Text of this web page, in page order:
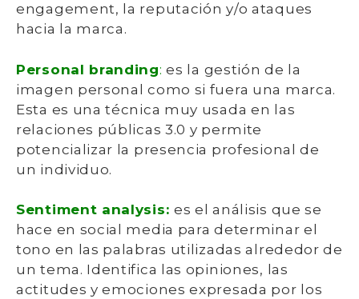
engagement, la reputación y/o ataques
hacia la marca.
Personal branding: es la gestión de la
imagen personal como si fuera una marca.
Esta es una técnica muy usada en las
relaciones públicas 3.0 y permite
potencializar la presencia profesional de
un individuo.
Sentiment analysis: es elanálisis que se
hace en social media para determinar el
tono en las palabras utilizadas alrededor de
un tema. Identifica las opiniones, las
actitudes y emociones expresada por los